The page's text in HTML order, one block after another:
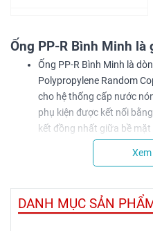
Ống PP-R Bình Minh là
Ống PP-R Bình Minh là
Polypropylene Random
cho hệ thống cấp nước
phụ kiện được kết nối
kết đồng nhất giữa bề
đúng quy trình.
Mỗi sản phẩm có đường
thiết kế thay vì sử dụng
DANH MỤC SẢN